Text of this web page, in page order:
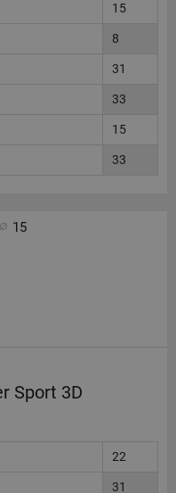
15
8
31
33
15
33
15
Sport 3D
22
31